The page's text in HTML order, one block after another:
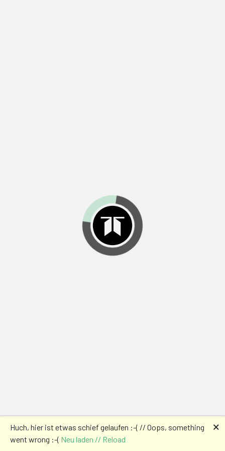
Huch, hier ist etwas schief gelaufen :-( // Oops, something
went wrong :-( Neu laden // Reload
🗙